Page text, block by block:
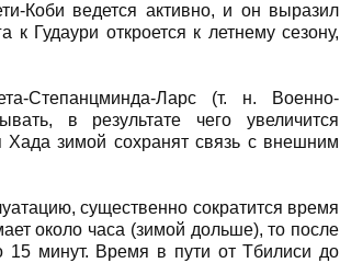
Коби ведется активно, и он выразил
к Гудаури откроется к летнему сезону,
Степанцминда-Ларс (т. н. Военно-
в результате чего увеличится
Хада зимой сохранят связь с внешним
существенно сократится время
около часа (зимой дольше), то после
15 минут. Время в пути от Тбилиси до